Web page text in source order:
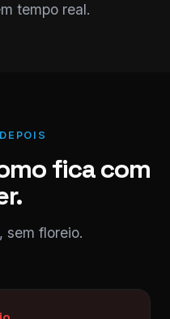
tempo real.
fica com
sem floreio.